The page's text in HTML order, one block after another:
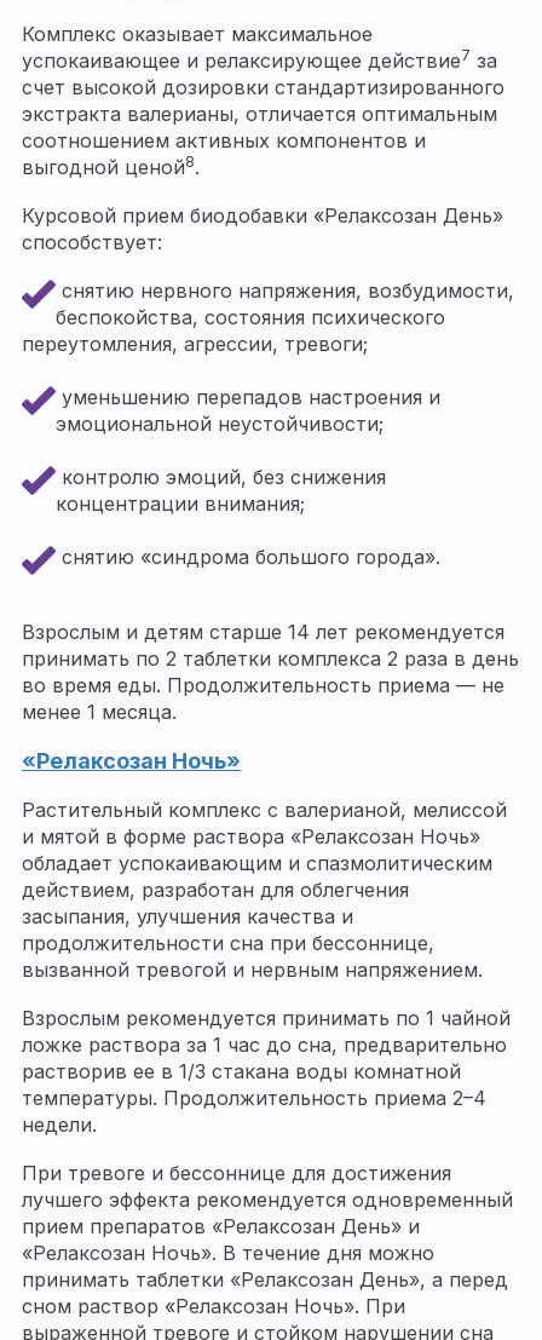
Комплекс оказывает максимальное
успокаивающее и релаксирующее действие7 за
счет высокой дозировки стандартизированного
экстракта валерианы, отличается оптимальным
соотношением активных компонентов и
выгодной ценой8.
Курсовой прием биодобавки «Релаксозан День»
способствует:
снятию нервного напряжения, возбудимости,
беспокойства, состояния психического
переутомления, агрессии, тревоги;
уменьшению перепадов настроения и
эмоциональной неустойчивости;
контролю эмоций, без снижения
концентрации внимания;
снятию «синдрома большого города».
Взрослым и детям старше 14 лет рекомендуется
принимать по 2 таблетки комплекса 2 раза в день
во время еды. Продолжительность приема — не
менее 1 месяца.
«Релаксозан Ночь»
Растительный комплекс с валерианой, мелиссой
и мятой в форме раствора «Релаксозан Ночь»
обладает успокаивающим и спазмолитическим
действием, разработан для облегчения
засыпания, улучшения качества и
продолжительности сна при бессоннице,
вызванной тревогой и нервным напряжением.
Взрослым рекомендуется принимать по 1 чайной
ложке раствора за 1 час до сна, предварительно
растворив ее в 1/3 стакана воды комнатной
температуры. Продолжительность приема 2–4
недели.
При тревоге и бессоннице для достижения
лучшего эффекта рекомендуется одновременный
прием препаратов «Релаксозан День» и
«Релаксозан Ночь». В течение дня можно
принимать таблетки «Релаксозан День», а перед
сном раствор «Релаксозан Ночь». При
выраженной тревоге и стойком нарушении сна